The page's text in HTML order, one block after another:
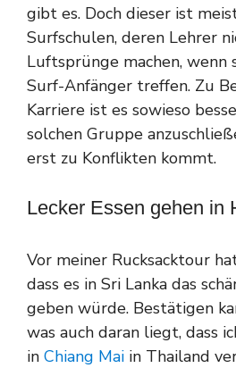
gibt es. Doch dieser ist
Surfschulen, deren Lehrer
Luftsprünge machen, wenn
Surf-Anfänger treffen. Zu
Karriere ist es sowieso
solchen Gruppe
erst zu Konflikten kommt.
Lecker Essen gehen in
Vor meiner Rucksacktour
dass es in Sri Lanka das
geben würde. Bestätigen
was auch daran liegt, dass
in Chiang Mai in Thailand